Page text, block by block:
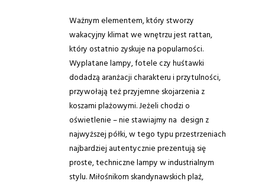
Ważnym elementem, który stworzy
wakacyjny klimat we wnętrzu jest rattan,
który ostatnio zyskuje na popularności.
Wyplatane lampy, fotele czy huśtawki
dodadzą aranżacji charakteru i przytulności,
przywołają też przyjemne skojarzenia z
koszami plażowymi. Jeżeli chodzi o
oświetlenie – nie stawiajmy na design z
najwyższej półki, w tego typu przestrzeniach
najbardziej autentycznie prezentują się
proste, techniczne lampy w industrialnym
stylu. Miłośnikom skandynawskich plaż,